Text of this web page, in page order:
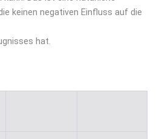
keinen negativen Einfluss auf die
hat.